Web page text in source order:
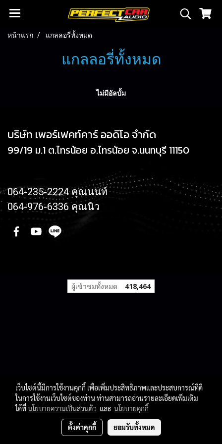
หน้าแรก แกลลอรี่ทั้งหมด
แกลลอรี่ทั้งหมด
ไม่มีอัลบั้ม
บริษัท เพอร์เฟคท์คาร์ ออดิโอ จำกัด
99/19 ม.1 ต.ไทรน้อย อ.ไทรน้อย จ.นนทบุรี 11150
064-235-2224 คุณนนท์
064-976-6336 คุณนิว
ผู้เข้าชมทั้งหมด 418,464
เว็บไซต์นี้มีการใช้งานคุกกี้ เพื่อเพิ่มประสิทธิภาพและประสบการณ์ที่ดี
ในการใช้งานเว็บไซต์ของท่าน ท่านสามารถอ่านรายละเอียดเพิ่มเติม
ได้ที่นโยบายความเป็นส่วนตัว และ นโยบายคุกกี้
ตั้งค่าคุกกี้ ยอมรับทั้งหมด